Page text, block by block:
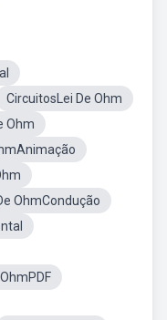
CircuitosLei De Ohm
Ohm
OhmCondução
OhmPDF